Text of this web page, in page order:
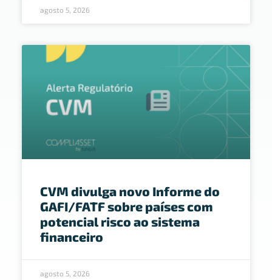
agosto 5, 2026
CVM divulga novo Informe do
GAFI/FATF sobre países com
potencial risco ao sistema
financeiro
agosto 5, 2026